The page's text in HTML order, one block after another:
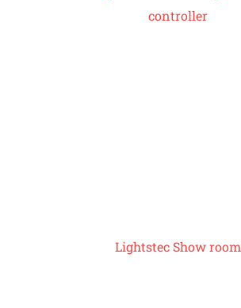
controller
Lightstec Show room